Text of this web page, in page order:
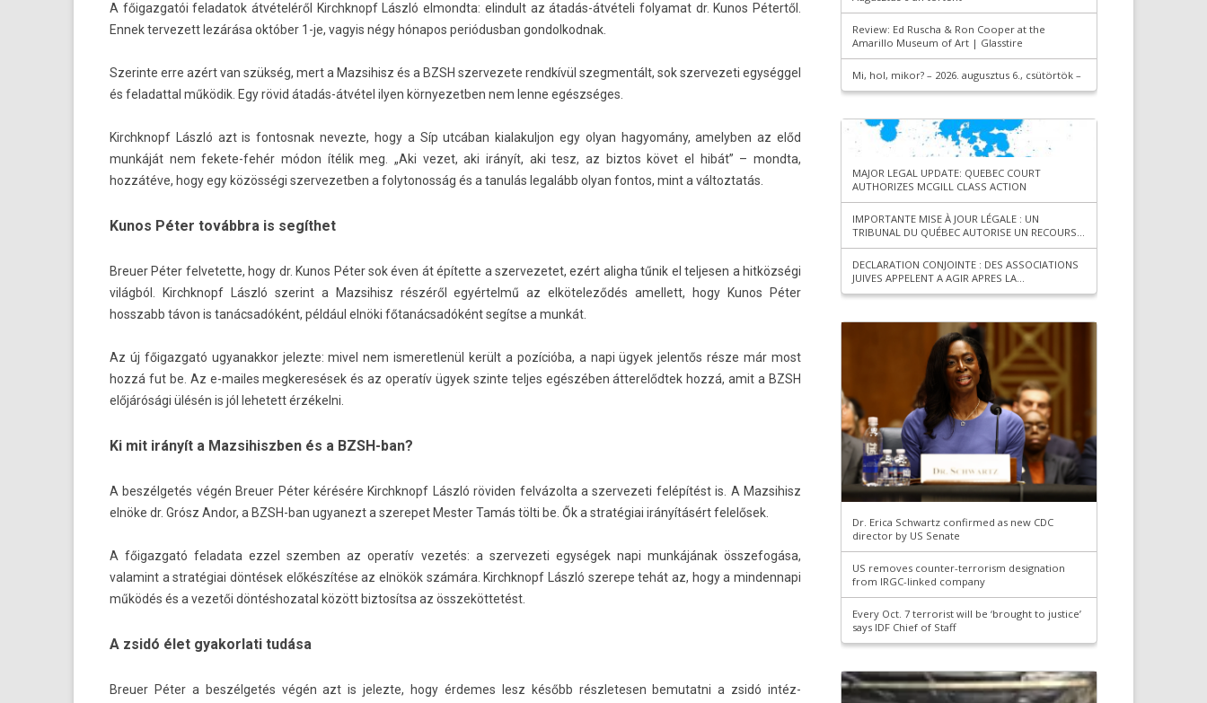
A főigaz­gatói feladatok átvételéről Kirchknopf László el­mondta: elin­dult az átadás-átvételi folyamat dr. Kunos Pétertől.
Ennek ter­vezett lezárása október 1-je, vagyis négy hónapos per­iódus­ban gon­dolkod­nak.
Szerin­te erre azért van szükség, mert a Maz­sihisz és a BZSH szer­vezete rendkívül szeg­mentált, sok szer­vezeti egységgel
és feladatt­al működik. Egy rövid átadás-átvétel ilyen kör­nyezetb­en nem lenne egészséges.
Kirchknopf László azt is fon­tosnak nevez­te, hogy a Síp utcában kialakul­jon egy olyan hagyomány, amelyb­en az előd
munkáját nem fekete-fehér módon ítélik meg. „Aki vezet, aki irányít, aki tesz, az bi­ztos követ el hibát” – mondta,
hozzátéve, hogy egy közösségi szer­vezetb­en a folytonos­ság és a tanulás legalább olyan fon­tos, mint a vál­toztatás.
Kunos Péter továbbra is segíthet
Breu­er Péter fel­vetet­te, hogy dr. Kunos Péter sok éven át építette a szer­vezetet, ezért al­ig­ha tűnik el tel­jes­en a hitközségi
világból. Kirchknopf László szerint a Maz­sihisz részéről egyértelmű az elköteleződés amel­lett, hogy Kunos Péter
hosszabb távon is tanácsadóként, például elnöki főtanácsadóként segítse a munkát.
Az új főigaz­gató ugyanak­kor jelez­te: mivel nem is­meret­lenül került a pozícióba, a napi ügyek jelen­tős része már most
hozzá fut be. Az e-mailes meg­keresések és az op­eratív ügyek szin­te tel­jes egészében átterelőd­tek hozzá, amit a BZSH
előjárósági ülésén is jól lehetett érzékelni.
Ki mit irányít a Mazsihiszben és a BZSH-ban?
A beszélgetés végén Breu­er Péter kérésére Kirchknopf László röviden felvázolta a szer­vezeti felépítést is. A Maz­sihisz
elnöke dr. Grósz Andor, a BZSH-ban ugyanezt a szerepet Mest­er Tamás tölti be. Ők a stratégiai irányításért felelősek.
A főigaz­gató feladata ezzel szemb­en az op­eratív vezetés: a szer­vezeti egységek napi munkájának összefogása,
valamint a stratégiai döntések előkészítése az elnökök számára. Kirchknopf László szerepe tehát az, hogy a min­dennapi
működés és a vezetői dön­téshozat­al között bi­ztosít­sa az összeköttetést.
A zsidó élet gyakorlati tudása
Breu­er Péter a beszélgetés végén azt is jelez­te, hogy érdemes lesz később részletes­en be­mutat­ni a zsidó in­téz­